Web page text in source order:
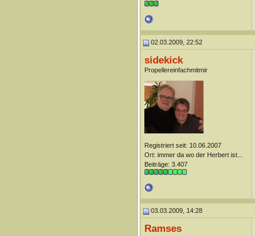
02.03.2009, 22:52
sidekick
Propellereinfachmitmir
Registriert seit: 10.06.2007
Ort: immer da wo der Herbert ist...
Beiträge: 3.407
03.03.2009, 14:28
Ramses